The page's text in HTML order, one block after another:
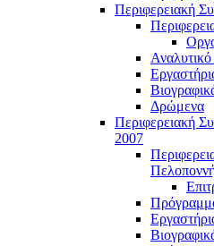
Περιφερειακή
Δρώμενα
Περιφερειακή
2007